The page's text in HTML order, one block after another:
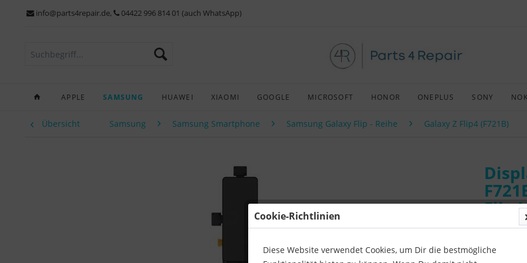
info@parts4repair.de, 04422 996 814 01 (auch WhatsApp)
APPLE SAMSUNG HUAWEI XIAOMI GOOGLE MICROSOFT HONOR ONEPLUS SONY
Übersicht Samsung Samsung Smartphone Samsung Galaxy Flip - Reihe Galaxy Z Flip4 (F721B)
Cookie-Richtlinien
Diese Website verwendet Cookies, um Dir die bestmögliche